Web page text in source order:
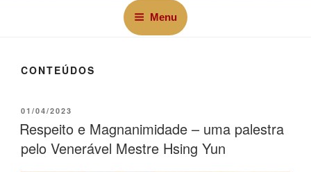
Menu
CONTEÚDOS
01/04/2023
Respeito e Magnanimidade – uma palestra
pelo Venerável Mestre Hsing Yun